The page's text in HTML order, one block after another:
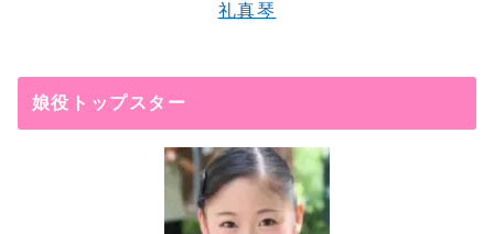
礼真琴
娘役トップスター